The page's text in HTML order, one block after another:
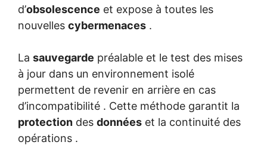
d’obsolescence et expose à toutes les
nouvelles cybermenaces .
La sauvegarde préalable et le test des mises
à jour dans un environnement isolé
permettent de revenir en arrière en cas
d’incompatibilité . Cette méthode garantit la
protection des données et la continuité des
opérations .